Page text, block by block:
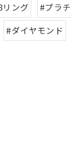
リング #プラ
#ダイヤモンド